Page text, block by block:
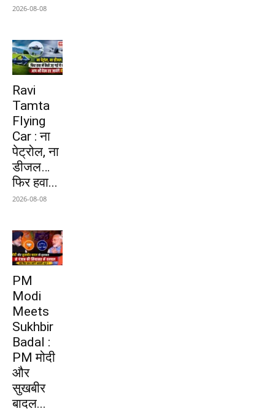
2026-08-08
Ravi
Tamta
Flying
Car : ना
पेट्रोल, ना
डीजल…
फिर हवा...
2026-08-08
PM
Modi
Meets
Sukhbir
Badal :
PM मोदी
और
सुखबीर
बादल...